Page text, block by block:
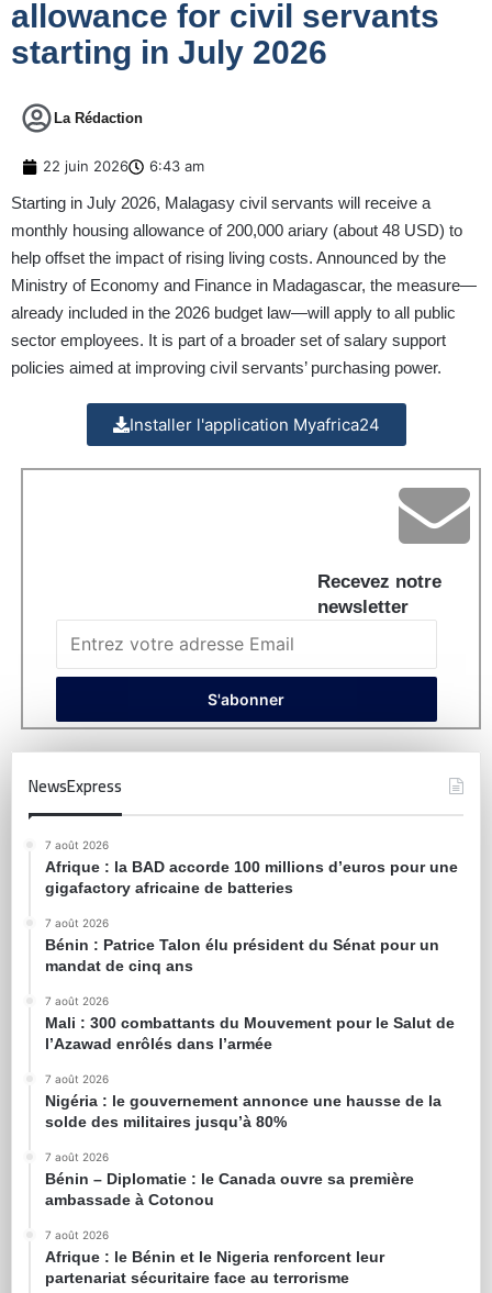
allowance for civil servants
starting in July 2026
La Rédaction
22 juin 2026 6:43 am
Starting in July 2026, Malagasy civil servants will receive a
monthly housing allowance of 200,000 ariary (about 48 USD) to
help offset the impact of rising living costs. Announced by the
Ministry of Economy and Finance in Madagascar, the measure—
already included in the 2026 budget law—will apply to all public
sector employees. It is part of a broader set of salary support
policies aimed at improving civil servants’ purchasing power.
Installer l'application Myafrica24
Recevez notre
newsletter
NewsExpress
7 août 2026
Afrique : la BAD accorde 100 millions d’euros pour une
gigafactory africaine de batteries
7 août 2026
Bénin : Patrice Talon élu président du Sénat pour un
mandat de cinq ans
7 août 2026
Mali : 300 combattants du Mouvement pour le Salut de
l’Azawad enrôlés dans l’armée
7 août 2026
Nigéria : le gouvernement annonce une hausse de la
solde des militaires jusqu’à 80%
7 août 2026
Bénin – Diplomatie : le Canada ouvre sa première
ambassade à Cotonou
7 août 2026
Afrique : le Bénin et le Nigeria renforcent leur
partenariat sécuritaire face au terrorisme